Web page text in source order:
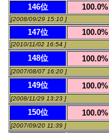
146位 100.0%
[2008/09/29 15:10 ]
147位 100.0%
[2010/11/02 16:54 ]
148位 100.0%
[2007/08/07 16:20 ]
149位 100.0%
[2008/11/29 13:23 ]
150位 100.0%
[2007/09/20 11:39 ]